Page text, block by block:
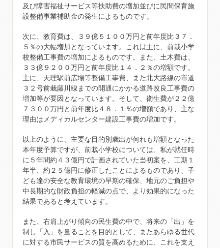
及び障害福祉サービス等扶助費の増加並びに民間保育施
設整備事業補助金の発生によるものです。
次に、教育費は、３９億５１００万円と前年度比３７．
５％の大幅増加となっています。これは主に、前栽小学
校整備工事費の増加によるものです。また、土木費は、
３３億９２００万円と前年度比１４．２％の増額です。
主に、天理駅前広場等整備工事費、また北大路線の市道
３２号前栽藤川線までの開通にかかる道路改良工事費の
増加等が要因となっています。そして、衛生費が２２億
７３００万円と前年度比４８．１％の増額であり、主な
理由はメディカルセンター建設工事費の増加です。
以上のように、主要な目的別歳出が何れも増額となった
本年度予算ですが、前栽小学校については、私が就任時
に５年間約４３億円で計画されていた当初案を、工期１
年半、約２５億円に修正したことによるものであり、子
ども達の安全な教育環境の早期の確保、地元のご負担や
中長期的な財政負担の軽減の点で、より効果的になった
結果であると考えています。
また、右肩上がり傾向の民生費の中で、将来の「出」を
制し「入」を量ることを目的として、またあらゆる世代
に対する市民サービスの質を高めるために、これを支え